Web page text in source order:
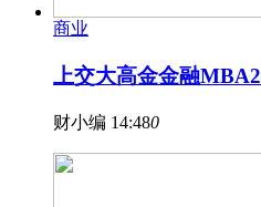
商业
上交大高金金融
财小编 14:480